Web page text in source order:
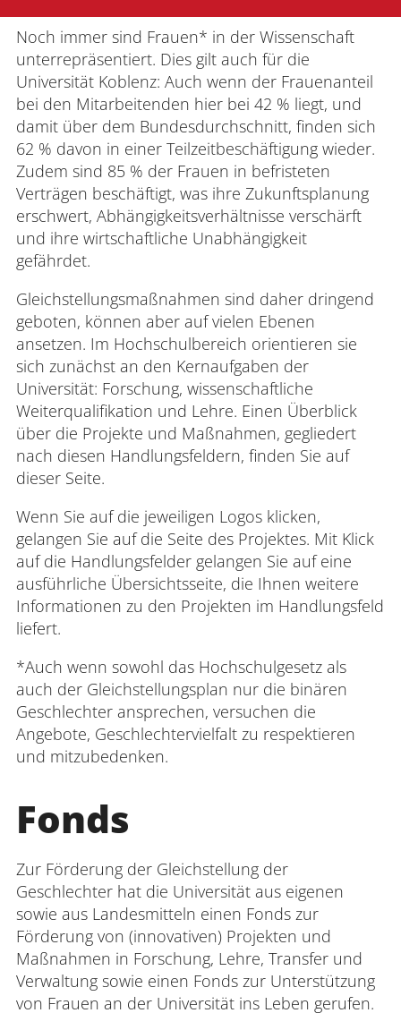
Noch immer sind Frauen* in der Wissenschaft
unterrepräsentiert. Dies gilt auch für die
Universität Koblenz: Auch wenn der Frauenanteil
bei den Mitarbeitenden hier bei 42 % liegt, und
damit über dem Bundesdurchschnitt, finden sich
62 % davon in einer Teilzeitbeschäftigung wieder.
Zudem sind 85 % der Frauen in befristeten
Verträgen beschäftigt, was ihre Zukunftsplanung
erschwert, Abhängigkeitsverhältnisse verschärft
und ihre wirtschaftliche Unabhängigkeit
gefährdet.
Gleichstellungsmaßnahmen sind daher dringend
geboten, können aber auf vielen Ebenen
ansetzen. Im Hochschulbereich orientieren sie
sich zunächst an den Kernaufgaben der
Universität: Forschung, wissenschaftliche
Weiterqualifikation und Lehre. Einen Überblick
über die Projekte und Maßnahmen, gegliedert
nach diesen Handlungsfeldern, finden Sie auf
dieser Seite.
Wenn Sie auf die jeweiligen Logos klicken,
gelangen Sie auf die Seite des Projektes. Mit Klick
auf die Handlungsfelder gelangen Sie auf eine
ausführliche Übersichtsseite, die Ihnen weitere
Informationen zu den Projekten im Handlungsfeld
liefert.
*Auch wenn sowohl das Hochschulgesetz als
auch der Gleichstellungsplan nur die binären
Geschlechter ansprechen, versuchen die
Angebote, Geschlechtervielfalt zu respektieren
und mitzubedenken.
Fonds
Zur Förderung der Gleichstellung der
Geschlechter hat die Universität aus eigenen
sowie aus Landesmitteln einen Fonds zur
Förderung von (innovativen) Projekten und
Maßnahmen in Forschung, Lehre, Transfer und
Verwaltung sowie einen Fonds zur Unterstützung
von Frauen an der Universität ins Leben gerufen.
Fachbereiche
Bildungswissenschaften
Philologie / Kulturwissenschaften
Mathematik / Naturwissenschaften
Interdisziplinäres Forschungs-,
Graduiertenförderungs- und
Personalentwicklungszentrum
Interdisziplinäres Karriere- und
Studienzentrum
Interdisziplinäres Zentrum für Lehre
Universitätsbibliothek
Zentrum für Lehrkräftebildung
Zentrum für Fernstudien und
Universitäre Weiterbildung
Zentrum für Informations- und
Anmelden Impressum Datenschutz